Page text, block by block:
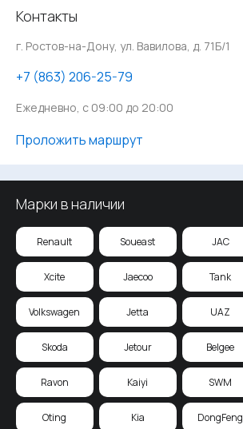
Контакты
г. Ростов-на-Дону, ул. Вавилова, д. 71Б/1
‪+7 (863) 206-25-79
Ежедневно, с 09:00 до 20:00
Проложить маршрут
Марки в наличии
Renault Soueast JAC
Xcite Jaecoo Tank
Volkswagen Jetta UAZ
Skoda Jetour Belgee
Ravon Kaiyi SWM
Oting Kia DongFeng